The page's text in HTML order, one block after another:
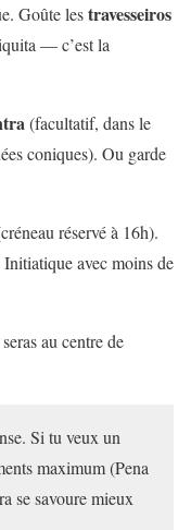
Goûte lestravesseiros
— c’est la
(facultatif, dans le
coniques). Ou garde
réservé à 16h).
avec moins de
au centre de
Si tu veux un
maximum (Pena
se savoure mieux